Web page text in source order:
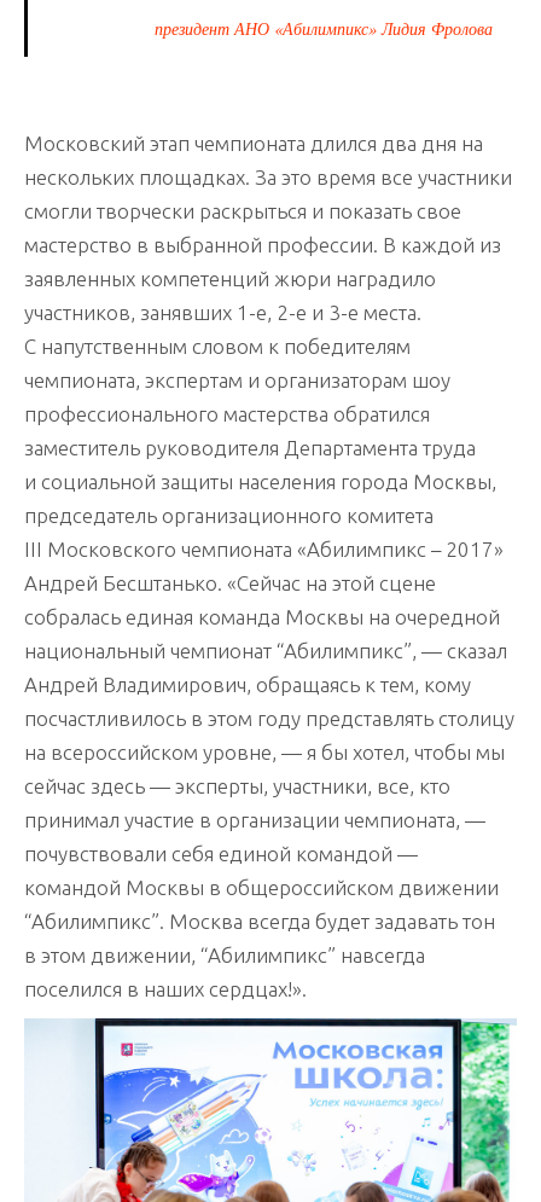
президент АНО «Абилимпикс» Лидия Фролова
Московский этап чемпионата длился два дня на
нескольких площадках. За это время все участники
смогли творчески раскрыться и показать свое
мастерство в выбранной профессии. В каждой из
заявленных компетенций жюри наградило
участников, занявших 1-е, 2-е и 3-е места.
С напутственным словом к победителям
чемпионата, экспертам и организаторам шоу
профессионального мастерства обратился
заместитель руководителя Департамента труда
и социальной защиты населения города Москвы,
председатель организационного комитета
III Московского чемпионата «Абилимпикс – 2017»
Андрей Бесштанько. «Сейчас на этой сцене
собралась единая команда Москвы на очередной
национальный чемпионат “Абилимпикс”, — сказал
Андрей Владимирович, обращаясь к тем, кому
посчастливилось в этом году представлять столицу
на всероссийском уровне, — я бы хотел, чтобы мы
сейчас здесь — эксперты, участники, все, кто
принимал участие в организации чемпионата, —
почувствовали себя единой командой —
командой Москвы в общероссийском движении
“Абилимпикс”. Москва всегда будет задавать тон
в этом движении, “Абилимпикс” навсегда
поселился в наших сердцах!».